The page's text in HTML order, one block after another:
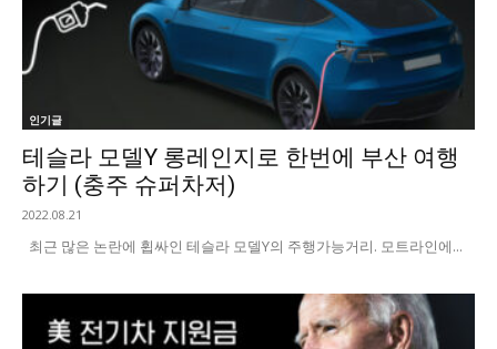
인기글
테슬라 모델Y 롱레인지로 한번에 부산 여행
하기 (충주 슈퍼차저)
2022.08.21
최근 많은 논란에 휩싸인 테슬라 모델Y의 주행가능거리. 모트라인에...